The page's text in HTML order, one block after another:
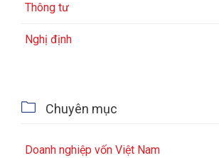
Thông tư
Nghị định
 Chuyên mục
Doanh nghiệp vốn Việt Nam